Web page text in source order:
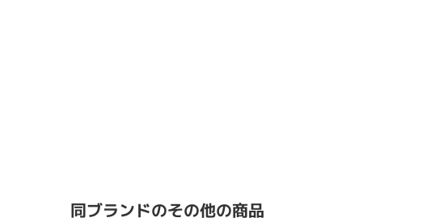
同ブランドのその他の商品